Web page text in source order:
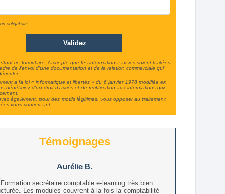
obligatoire
ce formulaire, j'accepte que les informations saisies soient traitées
de l'envoi d'une documentation et de la relation commerciale qui
à la loi « informatique et libertés » du 6 janvier 1978 modifiée en
bénéficiez d'un droit d'accès et de rectification aux informations qui
également, pour des motifs légitimes, vous opposer au traitement
vous concernant.
Témoignages
Aurélie B.
Formation secrétaire comptable e-learning très bien
Les modules couvrent à la fois la comptabilité